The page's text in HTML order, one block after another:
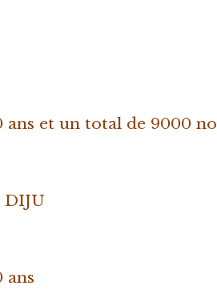
ans et un total de 9000
DIJU
ans